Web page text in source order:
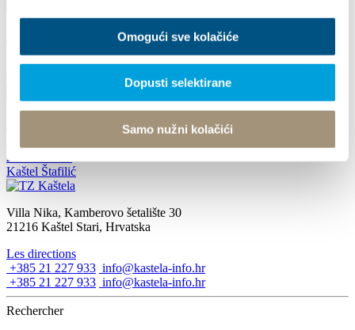
Omogući sve kolačiće
Dopusti selektirane
Samo nužni kolačići
ARIES UNDER THE STARS 2022
11 août 2022
JAZZ COLOR CONCERT
25 août 2022
Kaštel Štafilić
Villa Nika, Kamberovo šetalište 30
21216 Kaštel Stari, Hrvatska
Les directions
+385 21 227 933 info@kastela-info.hr
+385 21 227 933 info@kastela-info.hr
Rechercher